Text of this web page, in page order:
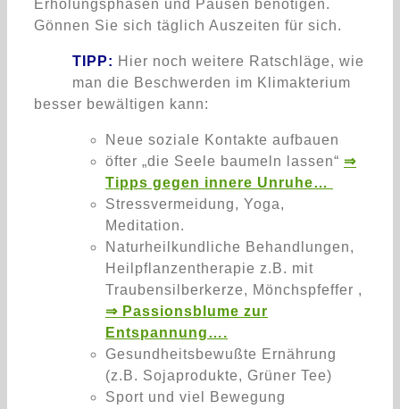
Erholungsphasen und Pausen benötigen.
Gönnen Sie sich täglich Auszeiten für sich.
TIPP: Hier noch weitere Ratschläge, wie
man die Beschwerden im Klimakterium
besser bewältigen kann:
Neue soziale Kontakte aufbauen
öfter „die Seele baumeln lassen“ ⇒
Tipps gegen innere Unruhe…
Stressvermeidung, Yoga,
Meditation.
Naturheilkundliche Behandlungen,
Heilpflanzentherapie z.B. mit
Traubensilberkerze, Mönchspfeffer ,
⇒ Passionsblume zur
Entspannung….
Gesundheitsbewußte Ernährung
(z.B. Sojaprodukte, Grüner Tee)
Sport und viel Bewegung